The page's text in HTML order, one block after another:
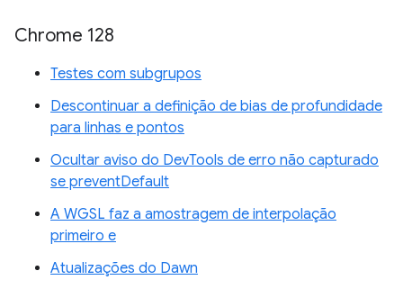
Chrome 128
Testes com subgrupos
Descontinuar a definição de bias de profundidade
para linhas e pontos
Ocultar aviso do DevTools de erro não capturado
se preventDefault
A WGSL faz a amostragem de interpolação
primeiro e
Atualizações do Dawn